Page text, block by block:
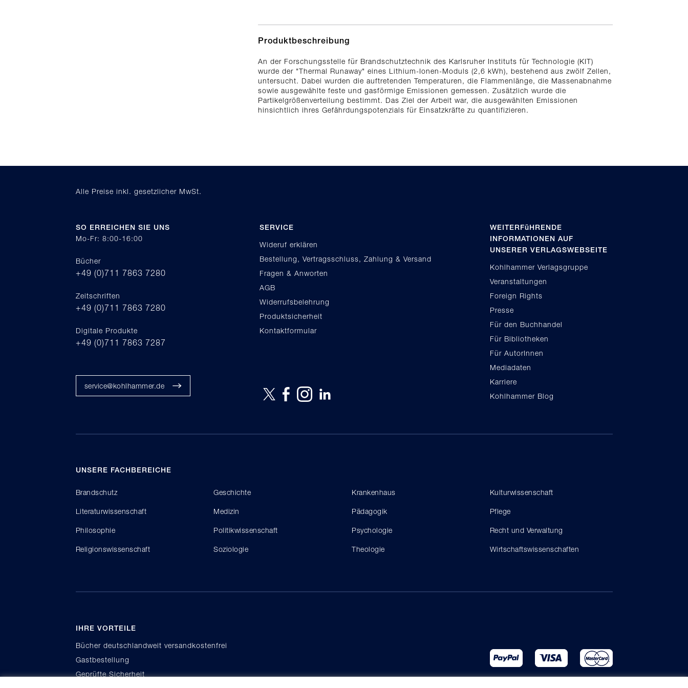
Produktbeschreibung
An der Forschungsstelle für Brandschutztechnik des Karlsruher Instituts für Technologie (KIT)
wurde der "Thermal Runaway" eines Lithium-Ionen-Moduls (2,6 kWh), bestehend aus zwölf Zellen,
untersucht. Dabei wurden die auftretenden Temperaturen, die Flammenlänge, die Massenabnahme
sowie ausgewählte feste und gasförmige Emissionen gemessen. Zusätzlich wurde die
Partikelgrößenverteilung bestimmt. Das Ziel der Arbeit war, die ausgewählten Emissionen
hinsichtlich ihres Gefährdungspotenzials für Einsatzkräfte zu quantifizieren.
Alle Preise inkl. gesetzlicher MwSt.
SO ERREICHEN SIE UNS
Mo-Fr: 8:00-16:00
Bücher
+49 (0)711 7863 7280
Zeitschriften
+49 (0)711 7863 7280
Digitale Produkte
+49 (0)711 7863 7287
service@kohlhammer.de
SERVICE
Wideruf erklären
Bestellung, Vertragsschluss, Zahlung & Versand
Fragen & Anworten
AGB
Widerrufsbelehrung
Produktsicherheit
Kontaktformular
WEITERFüHRENDE
INFORMATIONEN AUF
UNSERER VERLAGSWEBSEITE
Kohlhammer Verlagsgruppe
Veranstaltungen
Foreign Rights
Presse
Für den Buchhandel
Für Bibliotheken
Für AutorInnen
Mediadaten
Karriere
Kohlhammer Blog
UNSERE FACHBEREICHE
Brandschutz Geschichte Krankenhaus Kulturwissenschaft
Literaturwissenschaft Medizin Pädagogik Pflege
Philosophie Politikwissenschaft Psychologie Recht und Verwaltung
Religionswissenschaft Soziologie Theologie Wirtschaftswissenschaften
IHRE VORTEILE
Bücher deutschlandweit versandkostenfrei
Gastbestellung
Geprüfte Sicherheit